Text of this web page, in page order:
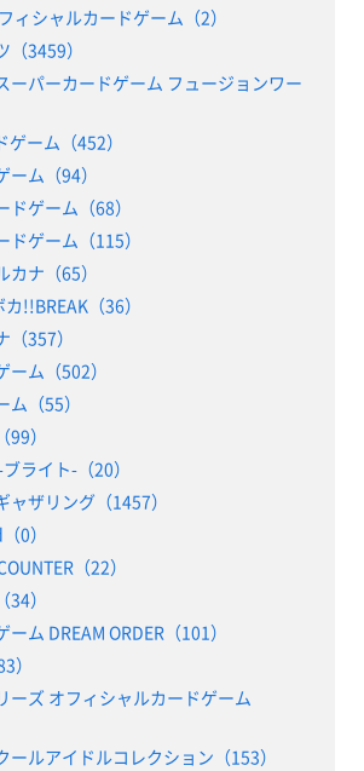
ィシャルカードゲーム（2）
3459）
ーパーカードゲーム フュージョンワー
ゲーム（452）
ム（94）
ドゲーム（68）
ゲーム（115）
ナ（65）
!!BREAK（36）
357）
ム（502）
（55）
）
ライト-（20）
ャザリング（1457）
0）
（22）
）
ム DREAM ORDER（101）
）
ーズ オフィシャルカードゲーム
ールアイドルコレクション（153）